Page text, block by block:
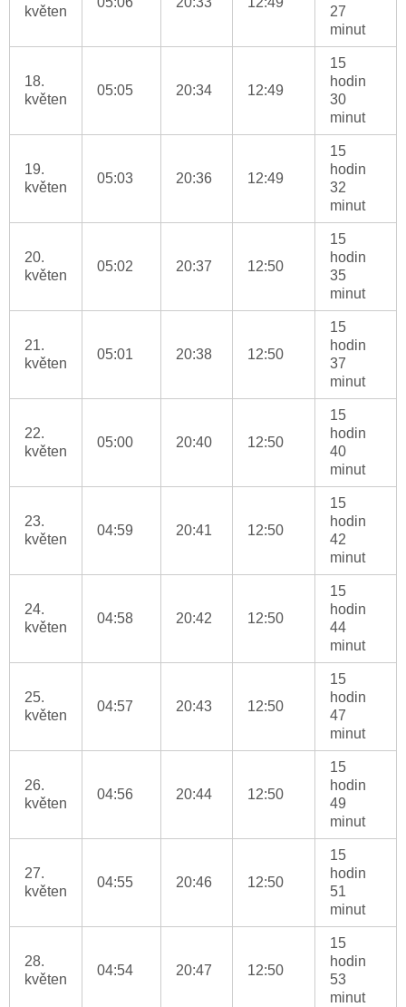
květen
27
minut
18.
květen
05:05 20:34 12:49
15
hodin
30
minut
19.
květen
05:03 20:36 12:49
15
hodin
32
minut
20.
květen
05:02 20:37 12:50
15
hodin
35
minut
21.
květen
05:01 20:38 12:50
15
hodin
37
minut
22.
květen
05:00 20:40 12:50
15
hodin
40
minut
23.
květen
04:59 20:41 12:50
15
hodin
42
minut
24.
květen
04:58 20:42 12:50
15
hodin
44
minut
25.
květen
04:57 20:43 12:50
15
hodin
47
minut
26.
květen
04:56 20:44 12:50
15
hodin
49
minut
27.
květen
04:55 20:46 12:50
15
hodin
51
minut
28.
květen
04:54 20:47 12:50
15
hodin
53
minut